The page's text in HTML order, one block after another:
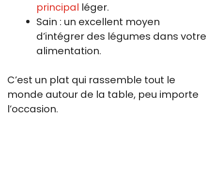
principal léger.
Sain : un excellent moyen
d’intégrer des légumes dans votre
alimentation.
C’est un plat qui rassemble tout le
monde autour de la table, peu importe
l’occasion.